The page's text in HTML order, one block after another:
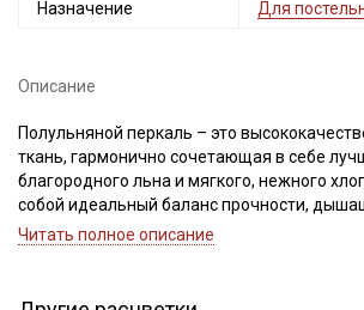
Назначение Для
Описание
Полульняной перкаль – это
ткань, гармонично сочетающая в себе
благородного льна и мягкого, нежного
собой идеальный баланс прочности,
приятной тактильности. Рисунок
Читать полное описание